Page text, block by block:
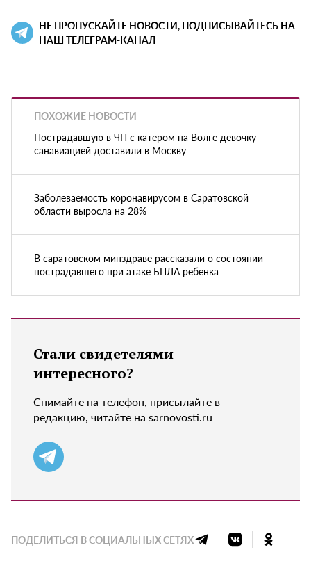
НЕ ПРОПУСКАЙТЕ НОВОСТИ, ПОДПИСЫВАЙТЕСЬ НА
НАШ ТЕЛЕГРАМ-КАНАЛ
ПОХОЖИЕ НОВОСТИ
Пострадавшую в ЧП с катером на Волге девочку
санавиацией доставили в Москву
Заболеваемость коронавирусом в Саратовской
области выросла на 28%
В саратовском минздраве рассказали о состоянии
пострадавшего при атаке БПЛА ребенка
Стали свидетелями
интересного?
Снимайте на телефон, присылайте в
редакцию, читайте на sarnovosti.ru
ПОДЕЛИТЬСЯ В СОЦИАЛЬНЫХ СЕТЯХ